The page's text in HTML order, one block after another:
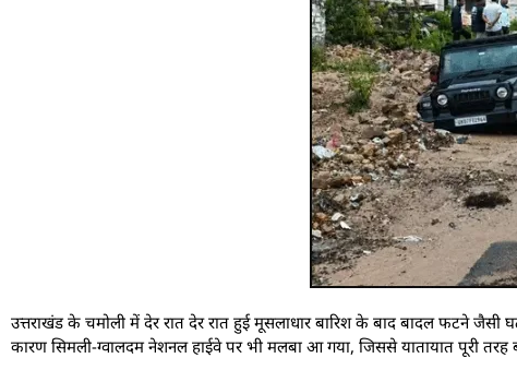
उत्तराखंड के चमोली में देर रात देर रात हुई मूसलाधार बारिश के बाद बादल फटने
कारण सिमली-ग्वालदम नेशनल हाईवे पर भी मलबा आ गया, जिससे यातायात पूरी तरह